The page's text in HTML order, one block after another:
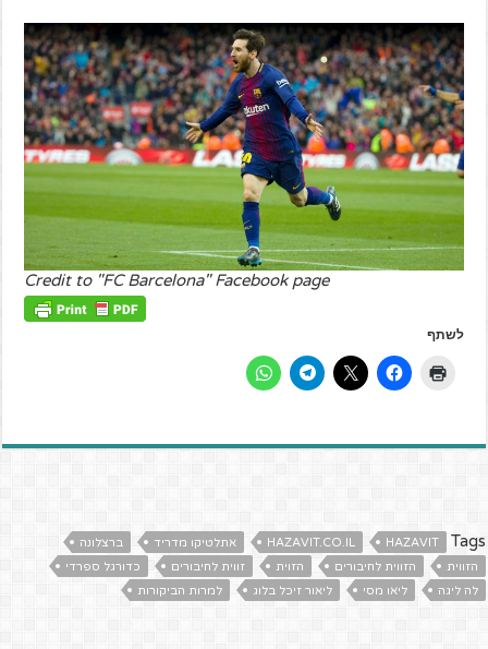
Credit to "FC Barcelona" Facebook page
לשתף
Tags
HAZAVIT
HAZAVIT.CO.IL אתלטיקו מדריד
ברצלונה
הזווית
הזווית לחיבורים הזוית זווית לחיבורים
כדורגל ספרדי
לה ליגה
ליאו מסי ליאור זיכל בלוג למרות הביקורות